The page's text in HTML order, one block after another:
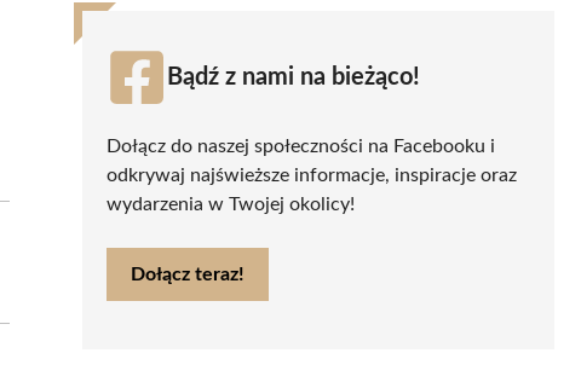
Bądź z nami na bieżąco!
Dołącz do naszej społeczności na Facebooku i
odkrywaj najświeższe informacje, inspiracje oraz
wydarzenia w Twojej okolicy!
Dołącz teraz!